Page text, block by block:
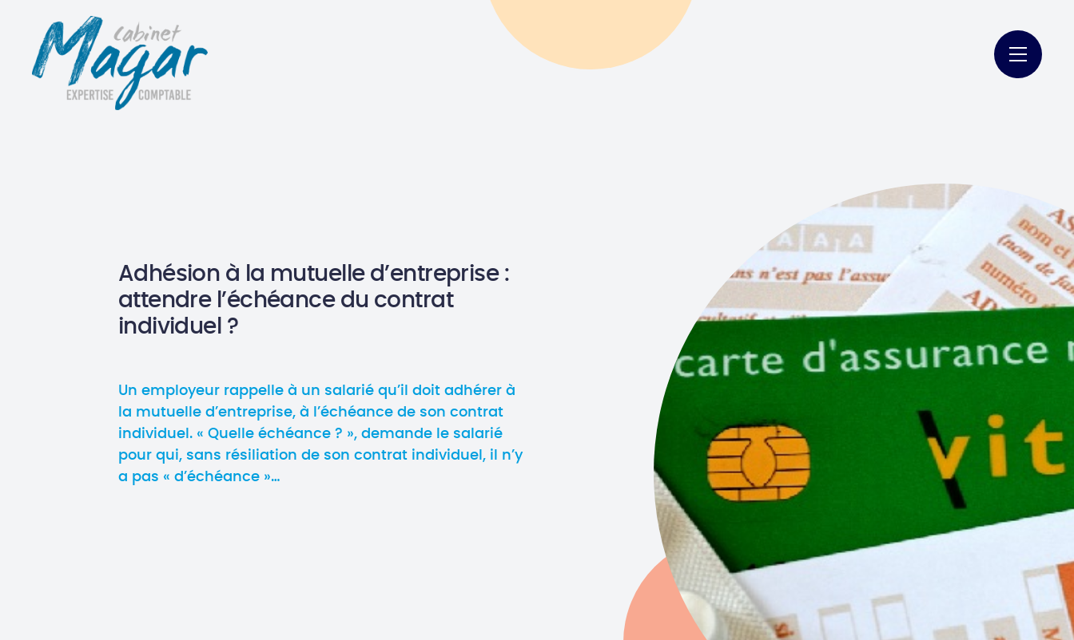
Adhésion à la mutuelle d’entreprise :
attendre l’échéance du contrat
individuel ?
Un employeur rappelle à un salarié qu’il doit adhérer à
la mutuelle d’entreprise, à l’échéance de son contrat
individuel. « Quelle échéance ? », demande le salarié
pour qui, sans résiliation de son contrat individuel, il n’y
a pas « d’échéance »…